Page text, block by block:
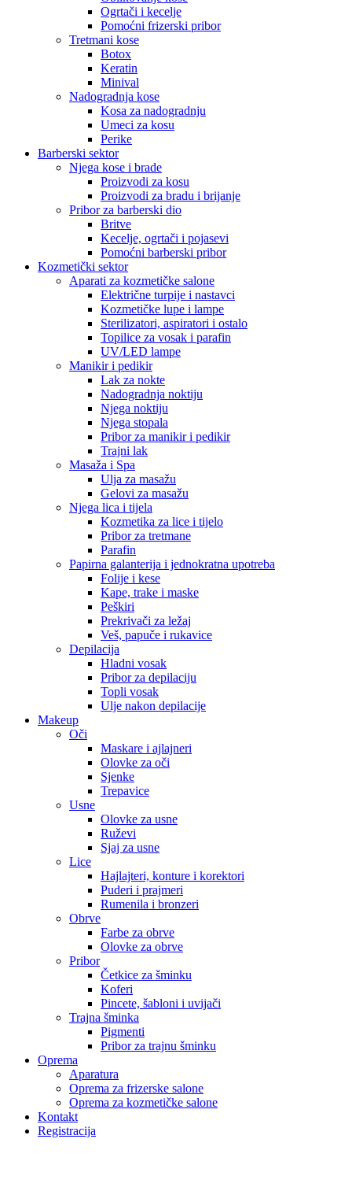
Ogrtači i kecelje
Pomoćni frizerski pribor
Tretmani kose
Botox
Keratin
Minival
Nadogradnja kose
Kosa za nadogradnju
Umeci za kosu
Perike
Barberski sektor
Njega kose i brade
Proizvodi za kosu
Proizvodi za bradu i brijanje
Pribor za barberski dio
Britve
Kecelje, ogrtači i pojasevi
Pomoćni barberski pribor
Kozmetički sektor
Aparati za kozmetičke salone
Električne turpije i nastavci
Kozmetičke lupe i lampe
Sterilizatori, aspiratori i ostalo
Topilice za vosak i parafin
UV/LED lampe
Manikir i pedikir
Lak za nokte
Nadogradnja noktiju
Njega noktiju
Njega stopala
Pribor za manikir i pedikir
Trajni lak
Masaža i Spa
Ulja za masažu
Gelovi za masažu
Njega lica i tijela
Kozmetika za lice i tijelo
Pribor za tretmane
Parafin
Papirna galanterija i jednokratna upotreba
Folije i kese
Kape, trake i maske
Peškiri
Prekrivači za ležaj
Veš, papuče i rukavice
Depilacija
Hladni vosak
Pribor za depilaciju
Topli vosak
Ulje nakon depilacije
Makeup
Oči
Maskare i ajlajneri
Olovke za oči
Sjenke
Trepavice
Usne
Olovke za usne
Ruževi
Sjaj za usne
Lice
Hajlajteri, konture i korektori
Puderi i prajmeri
Rumenila i bronzeri
Obrve
Farbe za obrve
Olovke za obrve
Pribor
Četkice za šminku
Koferi
Pincete, šabloni i uvijači
Trajna šminka
Pigmenti
Pribor za trajnu šminku
Oprema
Aparatura
Oprema za frizerske salone
Oprema za kozmetičke salone
Kontakt
Registracija